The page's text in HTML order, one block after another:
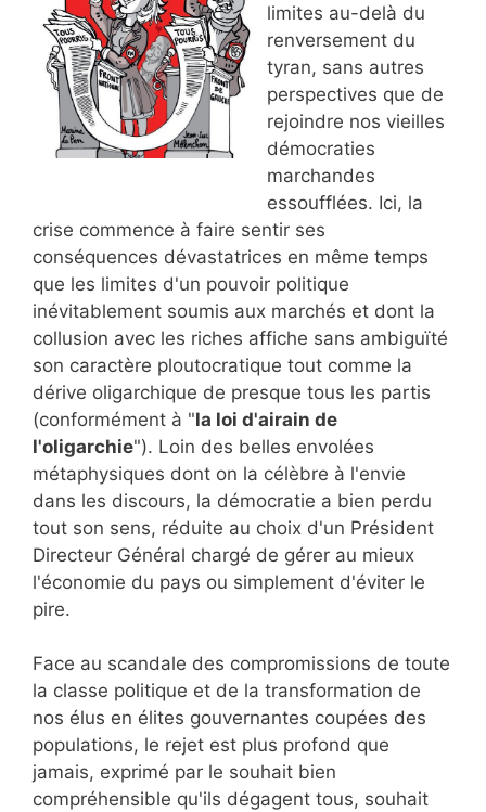
limites au-delà du
renversement du
tyran, sans autres
perspectives que de
rejoindre nos vieilles
démocraties
marchandes
essoufflées. Ici, la
crise commence à faire sentir ses
conséquences dévastatrices en même temps
que les limites d'un pouvoir politique
inévitablement soumis aux marchés et dont la
collusion avec les riches affiche sans ambiguïté
son caractère ploutocratique tout comme la
dérive oligarchique de presque tous les partis
(conformément à "la loi d'airain de
l'oligarchie"). Loin des belles envolées
métaphysiques dont on la célèbre à l'envie
dans les discours, la démocratie a bien perdu
tout son sens, réduite au choix d'un Président
Directeur Général chargé de gérer au mieux
l'économie du pays ou simplement d'éviter le
pire.
Face au scandale des compromissions de toute
la classe politique et de la transformation de
nos élus en élites gouvernantes coupées des
populations, le rejet est plus profond que
jamais, exprimé par le souhait bien
compréhensible qu'ils dégagent tous, souhait